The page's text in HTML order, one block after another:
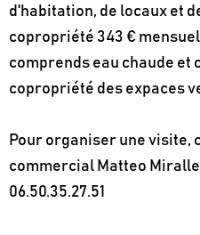
d'habitation, de locaux et
copropriété 343 €
comprends eau chaude et
copropriété des expaces
Pour organiser une visite,
commercial Matteo Miralles
06.50.35.27.51